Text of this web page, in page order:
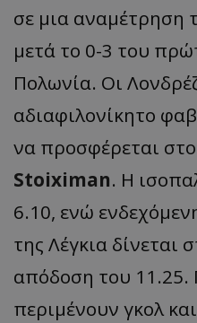
σε μια αναμέτρηση
μετά το 0-3 του
Πολωνία. Οι
αδιαφιλονίκητο
να προσφέρεται
Stoiximan. Η
6.10, ενώ
της Λέγκια δίνεται
απόδοση του 11.25.
περιμένουν γκολ